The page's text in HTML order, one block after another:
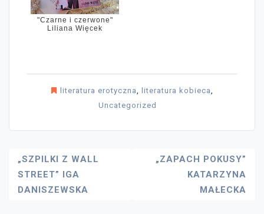
"Czarne i czerwone"
Liliana Więcek
literatura erotyczna, literatura kobieca,
Uncategorized
Nawigacja
Wpisu
„SZPILKI Z WALL
STREET” IGA
DANISZEWSKA
„ZAPACH POKUSY”
KATARZYNA
MAŁECKA